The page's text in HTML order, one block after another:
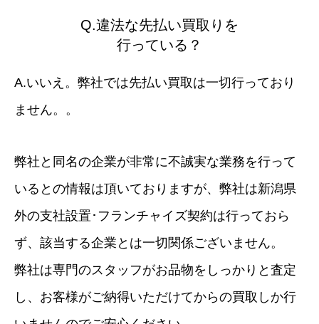
Q.違法な先払い買取りを
行っている？
A.いいえ。弊社では先払い買取は一切行っており
ません。。
弊社と同名の企業が非常に不誠実な業務を行って
いるとの情報は頂いておりますが、弊社は新潟県
外の支社設置･フランチャイズ契約は行っておら
ず、該当する企業とは一切関係ございません。
弊社は専門のスタッフがお品物をしっかりと査定
し、お客様がご納得いただけてからの買取しか行